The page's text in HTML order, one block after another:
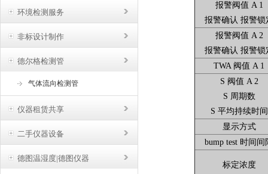
环境检测服务
非标设计制作
德尔格检测管
气体流向检测管
仪器租赁共享
二手仪器设备
德图温湿度|德图仪器
报警阀值 A 1
报警确认 报警锁
报警阀值 A 2
报警确认 报警锁
TWA 阀值 A 1
S 阀值 A 2
S 周期数
S 平均持续时间
显示方式
bump test 时间间
标定浓度